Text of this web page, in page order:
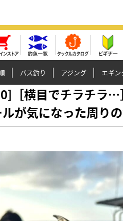
バス釣り アジング エギン
［横目でチラチラ…
が気になった周りの